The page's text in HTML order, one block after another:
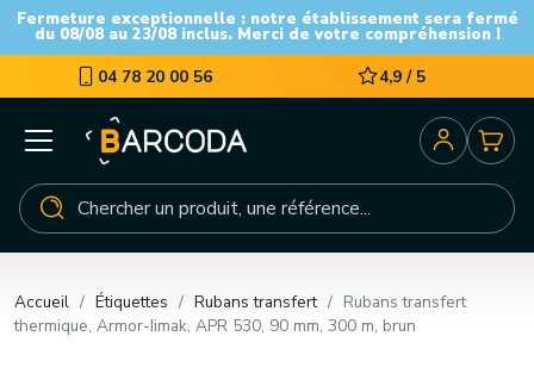
Fermeture exceptionnelle : notre établissement sera fermé
du 08/08 au 23/08 inclus. Merci de votre compréhension !
04 78 20 00 56 4,9 / 5
Accueil Étiquettes Rubans transfert
Rubans transfert
thermique, Armor-Iimak, APR 530, 90 mm, 300 m, brun